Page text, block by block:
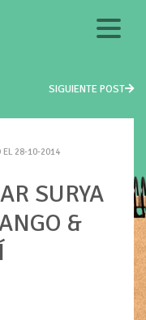
SIGUIENTE POST
EL 28-10-2014
SURYA
&